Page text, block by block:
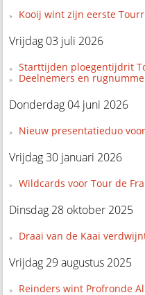
Kooij wint zijn eerste
Vrijdag 03 juli 2026
Starttijden ploegentijdrit
Deelnemers en
Donderdag 04 juni 2026
Nieuw presentatieduo
Vrijdag 30 januari 2026
Wildcards voor Tour de
Dinsdag 28 oktober 2025
Draai van de Kaai
Vrijdag 29 augustus 2025
Reinders wint Profronde